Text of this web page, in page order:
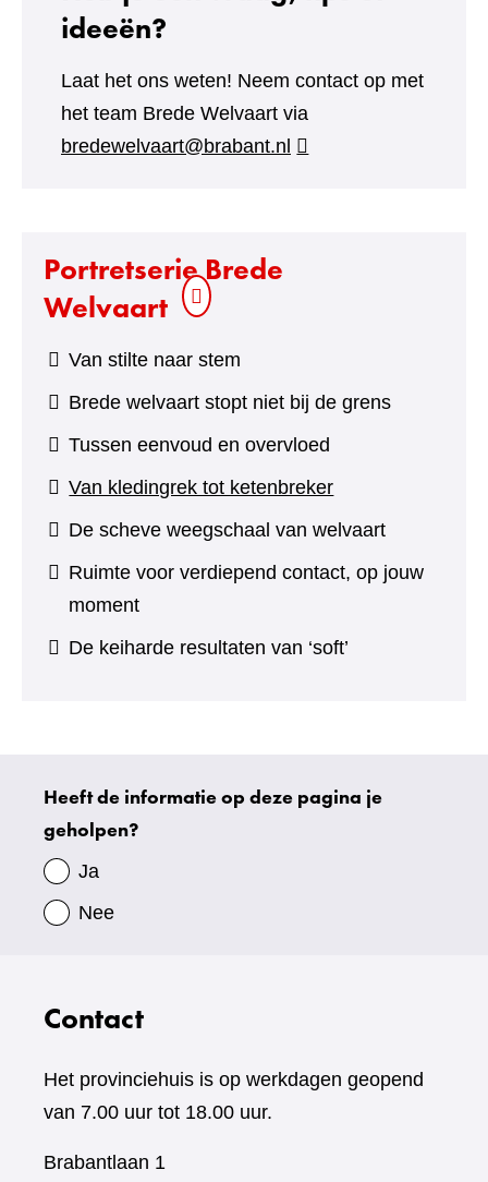
ideeën?
Laat het ons weten! Neem contact op met
het team Brede Welvaart via
bredewelvaart@brabant.nl
Portretserie Brede
Welvaart
Van stilte naar stem
Brede welvaart stopt niet bij de grens
Tussen eenvoud en overvloed
Van kledingrek tot ketenbreker
De scheve weegschaal van welvaart
Ruimte voor verdiepend contact, op jouw
moment
De keiharde resultaten van ‘soft’
Uw
gegevens
Heeft de informatie op deze pagina je
geholpen?
Ja
Nee
Contact
Het provinciehuis is op werkdagen geopend
van 7.00 uur tot 18.00 uur.
Brabantlaan 1